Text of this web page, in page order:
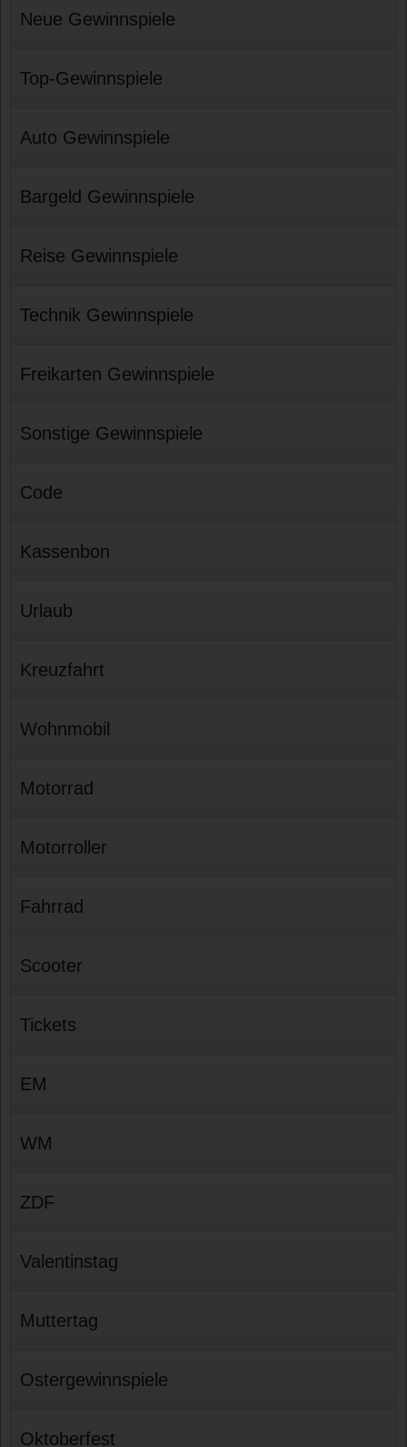
Neue Gewinnspiele
Top-Gewinnspiele
Auto Gewinnspiele
Bargeld Gewinnspiele
Reise Gewinnspiele
Technik Gewinnspiele
Freikarten Gewinnspiele
Sonstige Gewinnspiele
Code
Kassenbon
Urlaub
Kreuzfahrt
Wohnmobil
Motorrad
Motorroller
Fahrrad
Scooter
Tickets
EM
WM
ZDF
Valentinstag
Muttertag
Ostergewinnspiele
Oktoberfest